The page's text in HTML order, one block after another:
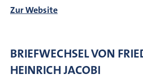
Zur Website
BRIEFWECHSEL VON
HEINRICH JACOBI